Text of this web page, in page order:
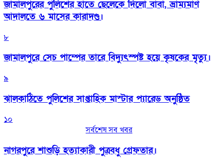
জামালপুরের পুলিশের হাতে ছেলেকে দিলো বাবা, ভ্রাম্যমাণ
আদালতে ৬ মাসের কারাদণ্ড।
৮
জামালপুরে সেচ পাম্পের তারে বিদ্যুৎস্পষ্ট হয়ে কৃষকের মৃত্যু।
৯
‎ঝালকাঠিতে পুলিশের সাপ্তাহিক মাস্টার প্যারেড অনুষ্ঠিত
১০
সর্বশেষ সব খবর
নাগরপুরে শাশুড়ি হত্যাকারী পুত্রবধু গ্রেফতার।